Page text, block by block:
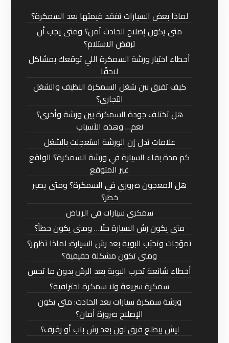
لماذا بعض السيارات تفقد قيمتها بعد السمكرة؟
متى يكون إصلاح الحادث آمن؟ ومتى يجب أن
ترفض الاستلام؟
أخطاء اختيار ورشة السمكرة اللي توقعك بمشاكل
لاحقًا
كيف تفرق بين شغل السمكرة النظيف والشغل
التجاري؟
هل تختلف جودة السمكرة بين ورشة وأخرى؟
نعم… وهذه الأسباب
علامات تدل إن الورشة استعجلت بالشغل
كم مدة بقاء السيارة في ورشة السمكرة؟ الواقع
غير المتوقع
هل المعجون ضروري في السمكرة؟ ومتى يصير
خطر؟
سمكري سيارات في الرياض
متى يكون رش السيارة حلًا… ومتى يكون خطأ؟
تموّجات وتحبّب البوية بعد رش السيارة: لماذا تظهر؟
ومتى تكون مشكلة حقيقية؟
أخطاء شائعة تخرب البوية بعد الرش بدون ما تحس
سمكرة سريعة ولا سمكرة احترافية؟
ورشة سمكرة سيارات بعد الحادث: متى يكون
الإصلاح ضرورة أمان؟
ليش بيطلع فرق لون بعد رش باب أو رفرف؟